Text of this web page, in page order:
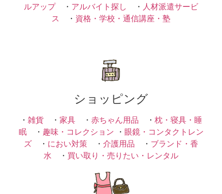
ルアップ・ アルバイト探し ・ 人材派遣サービ
ス ・ 資格・学校・通信講座・塾
ショッピング
・ 雑貨 ・ 家具 ・ 赤ちゃん用品 ・ 枕・寝具・睡
眠・ 趣味・コレクション ・ 眼鏡・コンタクトレン
ズ ・ におい対策 ・ 介護用品 ・ ブランド・香
水 ・ 買い取り・売りたい・レンタル